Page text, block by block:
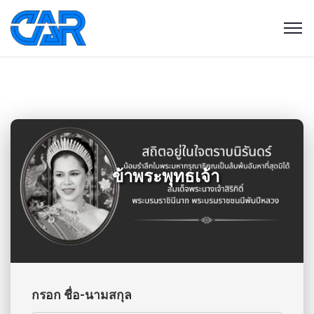
ข้าพระพุทธเจ้า
กรอก ชื่อ-นามสกุล